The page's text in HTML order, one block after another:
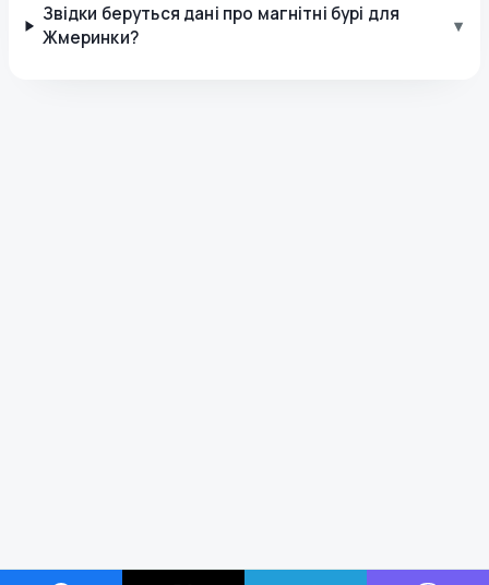
Звідки беруться дані про магнітні бурі для
Жмеринки?
▾